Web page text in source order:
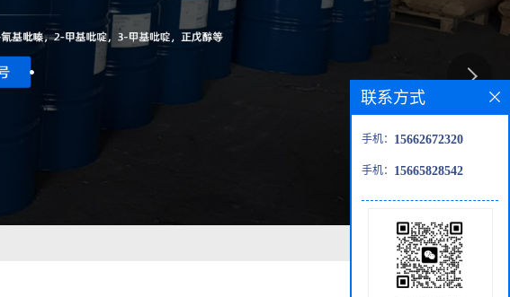
联系方式
手机： 15662672320
手机： 15665828542